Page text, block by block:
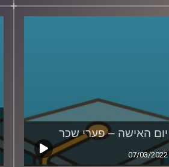
יום האישה – פערי שכר
07/03/2022